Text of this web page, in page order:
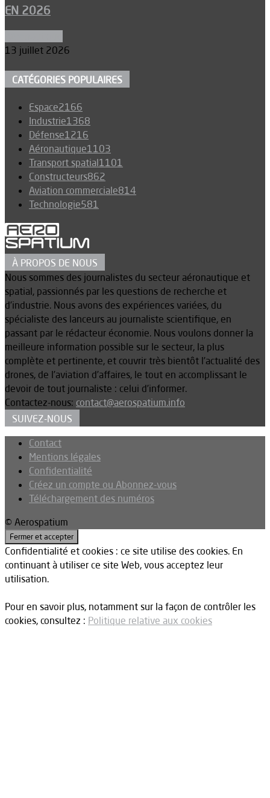
EN 2026
13 juillet 2026
CATÉGORIES POPULAIRES
Espace2166
Industrie1368
Défense1216
Aéronautique1103
Transport spatial1101
Constructeurs862
Aviation commerciale814
Technologie581
À PROPOS DE NOUS
Nous sommes des journalistes du secteur aéronautique et
spatial, passionnés par les questions de recherche et
d’industrie. Nous avons des expériences variées, du
spécialiste des lanceurs au journaliste scientifique, en
passant par le rédacteur économie. Nous voulons donner la
meilleure information possible sur le secteur, la plus
complète et pertinente, et couvrir très bientôt l’actualité des
drones, de l’aviation d’affaires, le tout en accomplissant le
devoir de tout journaliste : celui d’informer.
Contactez-nous: contact@aerospatium.info
SUIVEZ-NOUS
Contact
Mentions légales
Confidentialité
Créez un compte ou Abonnez-vous
Téléchargement des numéros
© Aerospatium
Confidentialité et cookies : ce site utilise des cookies. En
continuant à utiliser ce site Web, vous acceptez leur
utilisation.
Pour en savoir plus, notamment sur la façon de contrôler les
cookies, consultez : Politique relative aux cookies